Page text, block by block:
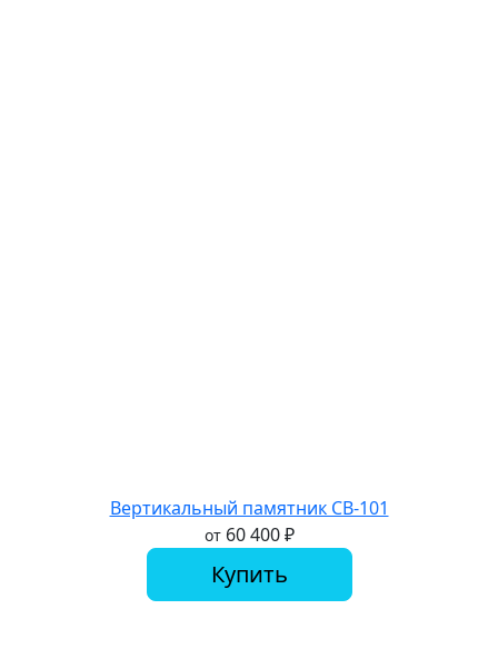
Вертикальный памятник СВ-101
от 60 400₽
Купить